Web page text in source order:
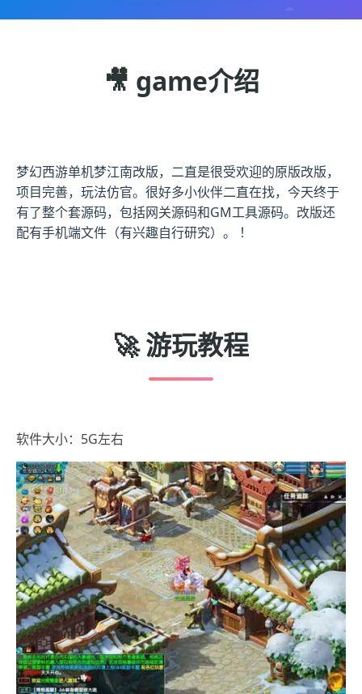
🎥 game介绍
梦幻西游单机梦江南改版，二直是很受欢迎的原版改版，
项目完善，玩法仿官。很好多小伙伴二直在找，今天终于
有了整个套源码，包括网关源码和GM工具源码。改版还
配有手机端文件（有兴趣自行研究）。 ！
🚀 游玩教程
软件大小：5G左右